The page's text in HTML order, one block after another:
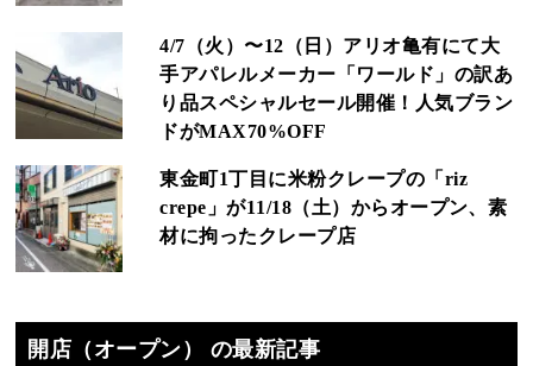
4/7（火）〜12（日）アリオ亀有にて大
手アパレルメーカー「ワールド」の訳あ
り品スペシャルセール開催！人気ブラン
ドがMAX70%OFF
東金町1丁目に米粉クレープの「riz
crepe」が11/18（土）からオープン、素
材に拘ったクレープ店
開店（オープン） の最新記事